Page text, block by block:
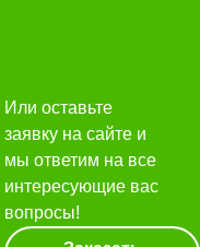
Или оставьте
заявку на сайте и
мы ответим на все
интересующие вас
вопросы!